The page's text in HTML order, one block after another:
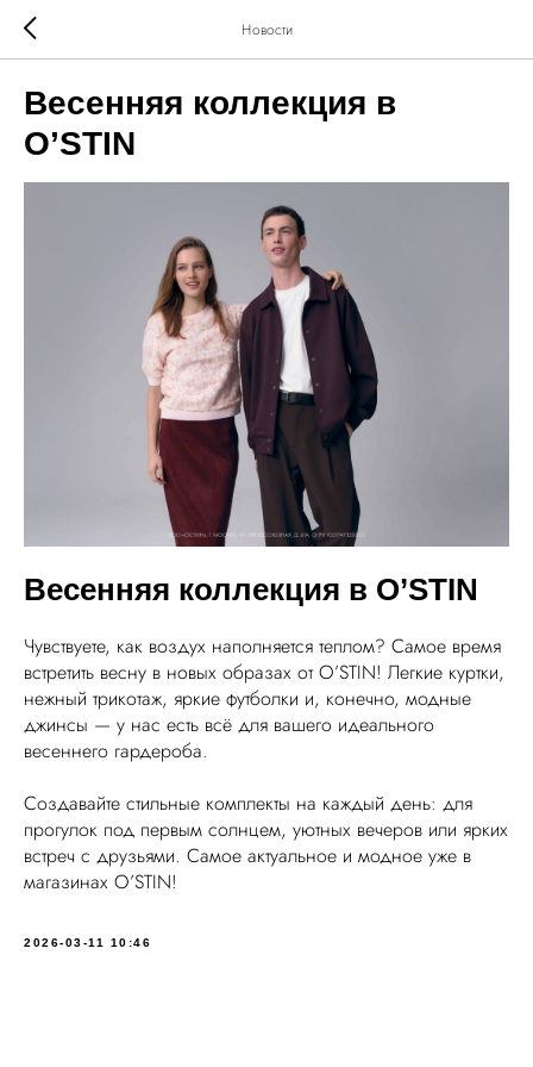
Новости
Весенняя коллекция в
O’STIN
Весенняя коллекция в O’STIN
Чувствуете, как воздух наполняется теплом? Самое время
встретить весну в новых образах от O’STIN! Легкие куртки,
нежный трикотаж, яркие футболки и, конечно, модные
джинсы — у нас есть всё для вашего идеального
весеннего гардероба.
Создавайте стильные комплекты на каждый день: для
прогулок под первым солнцем, уютных вечеров или ярких
встреч с друзьями. Самое актуальное и модное уже в
магазинах O’STIN!
2026-03-11 10:46